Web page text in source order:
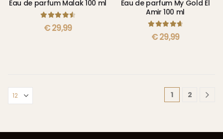
Eau de parfum Malak 100 ml
4.67sur 5
€29,99
Eau de parfum My Gold El
Amir 100 ml
4.75sur 5
€29,99
1 2